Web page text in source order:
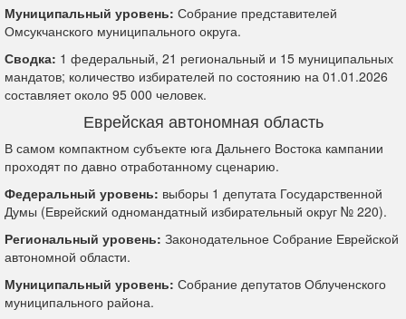
Муниципальный уровень: Собрание представителей
Омсукчанского муниципального округа.
Сводка: 1 федеральный, 21 региональный и 15 муниципальных
мандатов; количество избирателей по состоянию на 01.01.2026
составляет около 95 000 человек.
Еврейская автономная область
В самом компактном субъекте юга Дальнего Востока кампании
проходят по давно отработанному сценарию.
Федеральный уровень: выборы 1 депутата Государственной
Думы (Еврейский одномандатный избирательный округ № 220).
Региональный уровень: Законодательное Собрание Еврейской
автономной области.
Муниципальный уровень: Собрание депутатов Облученского
муниципального района.